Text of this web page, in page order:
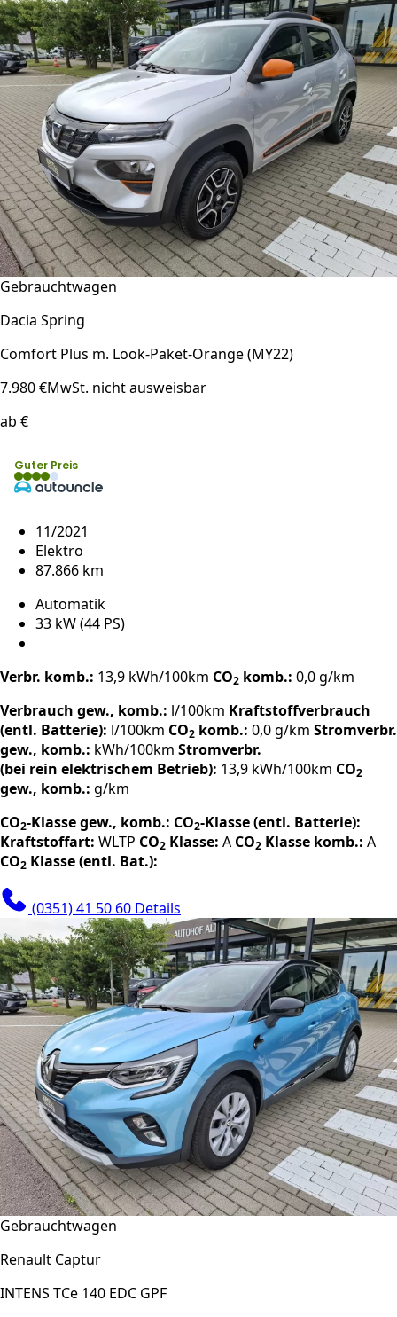
Gebrauchtwagen
Dacia Spring
Comfort Plus m. Look-Paket-Orange (MY22)
7.980 €MwSt. nicht ausweisbar
ab €
Guter Preis
11/2021
Elektro
87.866 km
Automatik
33 kW (44 PS)
Verbr. komb.: 13,9 kWh/100km CO2 komb.: 0,0 g/km
Verbrauch gew., komb.: l/100km Kraftstoffverbrauch
(entl. Batterie): l/100km CO2 komb.: 0,0 g/km Stromverbr.
gew., komb.: kWh/100km Stromverbr.
(bei rein elektrischem Betrieb): 13,9 kWh/100km CO2
gew., komb.: g/km
CO2-Klasse gew., komb.: CO2-Klasse (entl. Batterie):
Kraftstoffart: WLTP CO2 Klasse: A CO2 Klasse komb.: A
CO2 Klasse (entl. Bat.):
(0351) 41 50 60 Details
Gebrauchtwagen
Renault Captur
INTENS TCe 140 EDC GPF